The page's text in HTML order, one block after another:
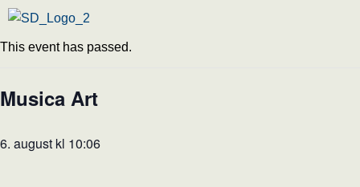
This event has passed.
Musica Art
6. august kl 10:06